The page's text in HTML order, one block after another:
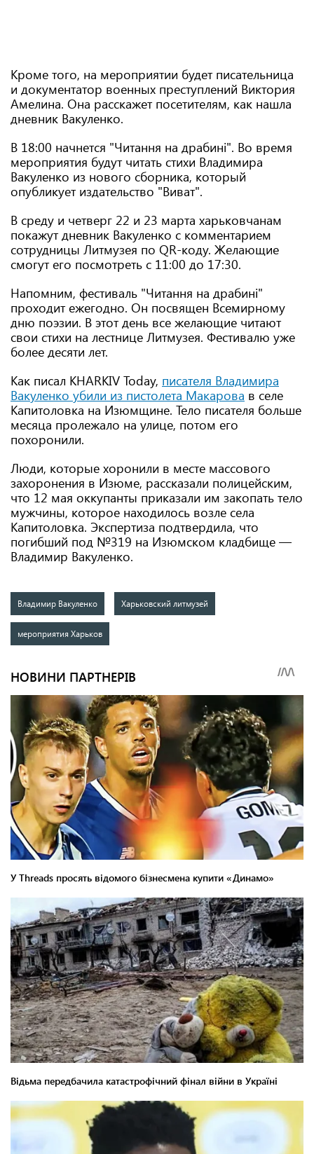
Кроме того, на мероприятии будет писательница
и документатор военных преступлений Виктория
Амелина. Она расскажет посетителям, как нашла
дневник Вакуленко.
В 18:00 начнется "Читання на драбині". Во время
мероприятия будут читать стихи Владимира
Вакуленко из нового сборника, который
опубликует издательство "Виват".
В среду и четверг 22 и 23 марта харьковчанам
покажут дневник Вакуленко с комментарием
сотрудницы Литмузея по QR-коду. Желающие
смогут его посмотреть с 11:00 до 17:30.
Напомним, фестиваль "Читання на драбині"
проходит ежегодно. Он посвящен Всемирному
дню поэзии. В этот день все желающие читают
свои стихи на лестнице Литмузея. Фестивалю уже
более десяти лет.
Как писал KHARKIV Today, писателя Владимира
Вакуленко убили из пистолета Макарова в селе
Капитоловка на Изюмщине. Тело писателя больше
месяца пролежало на улице, потом его
похоронили.
Люди, которые хоронили в месте массового
захоронения в Изюме, рассказали полицейским,
что 12 мая оккупанты приказали им закопать тело
мужчины, которое находилось возле села
Капитоловка. Экспертиза подтвердила, что
погибший под №319 на Изюмском кладбище —
Владимир Вакуленко.
Владимир Вакуленко Харьковский литмузей
мероприятия Харьков